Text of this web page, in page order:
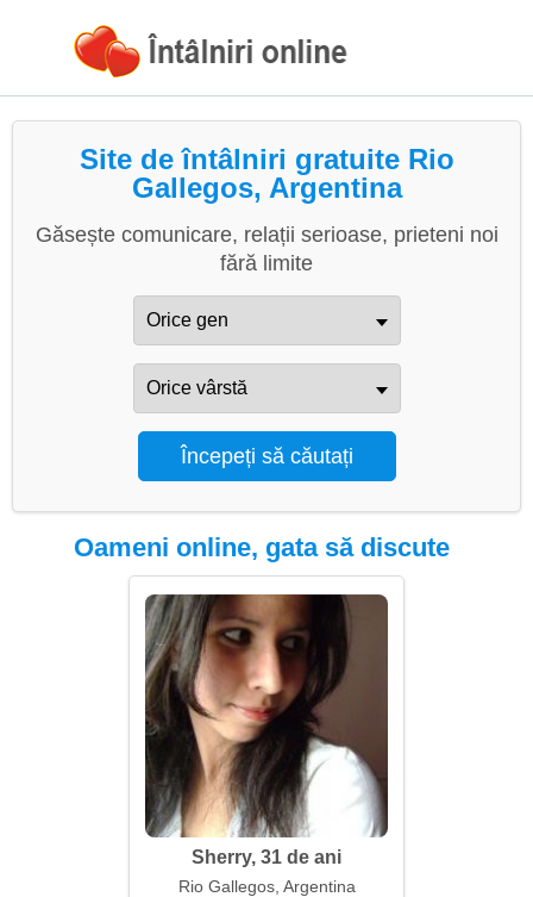
Site de întâlniri gratuite Rio
Gallegos, Argentina
Găsește comunicare, relații serioase, prieteni noi
fără limite
Oameni online, gata să discute
Sherry, 31 de ani
Rio Gallegos, Argentina